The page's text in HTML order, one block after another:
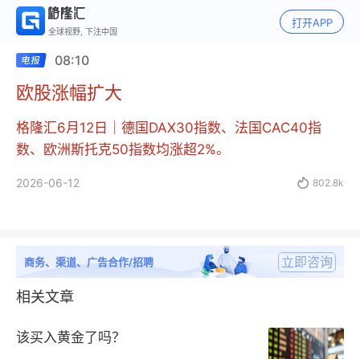
全球视野, 下注中国
打开APP
08:10
欧股涨幅扩大
格隆汇6月12日｜德国DAX30指数、法国CAC40指
数、欧洲斯托克50指数均涨超2%。
2026-06-12  802.8k
商务、渠道、广告合作/招聘 立即咨询
相关文章
该买入黄金了吗？